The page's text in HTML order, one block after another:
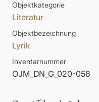
Objektkategorie
Literatur
Objektbezeichnung
Lyrik
Inventarnummer
OJM_DN_G_020-058